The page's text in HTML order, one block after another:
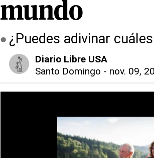
mundo
¿Puedes adivinar
Diario Libre USA
Santo Domingo - nov. 09,